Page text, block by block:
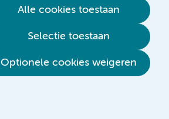
Alle cookies toestaan
Selectie toestaan
Optionele cookies weigeren
Verwijzen & diagnostiek